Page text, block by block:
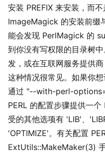
安装 PREFIX 来安装，而
ImageMagick 的安装前缀
能会发现 PerlMagick 的
到你没有写权限的目录树
发，或在互联网服务提供
这种情况很常见。如果你
通过 "--with-perl-
PERL 的配置步骤提供一
受的其他选项有 'LIB'、
'OPTIMIZE'。有关配置
ExtUtils::MakeMaker(3)